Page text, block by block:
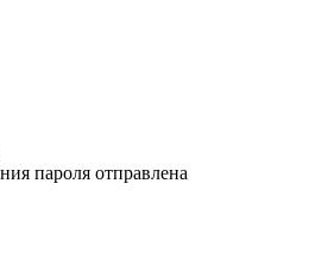
пароля отправлена